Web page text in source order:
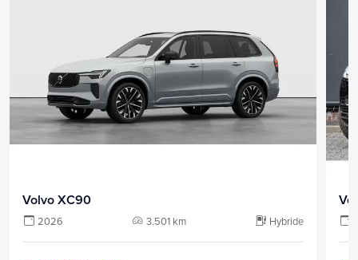
Volvo XC90
2026 3.501 km Hybride